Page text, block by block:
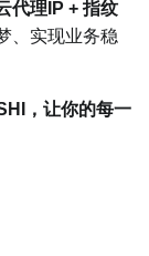
代理IP + 指纹
、实现业务稳
，让你的每一